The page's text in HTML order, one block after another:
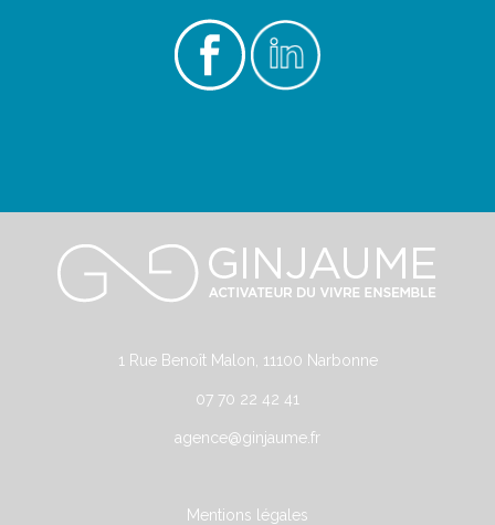
1 Rue Benoît Malon, 11100 Narbonne
07 70 22 42 41
agence@ginjaume.fr
Mentions légales